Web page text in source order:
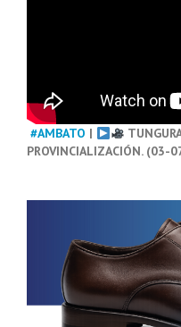
#AMBATO |
PROVINCIALIZACIÓN. (03-